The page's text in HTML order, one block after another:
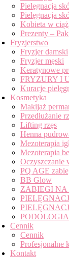
Pielęgnacja
Pielęgnacja
Kobieta w
Prezenty –
Fryzjerstwo
Fryzjer damski
Fryzjer męski
Keratynowe
FRYZURY I
Kuracje
Kosmetyka
Makijaż
Przedłużanie
Lifting rzęs
Henna
Mezoterapia
Mezoterapia
Oczyszczanie
PQ AGE
BB Glow
ZABIEGI NA
Cennik
Cennik
Profesjonalne
Kontakt